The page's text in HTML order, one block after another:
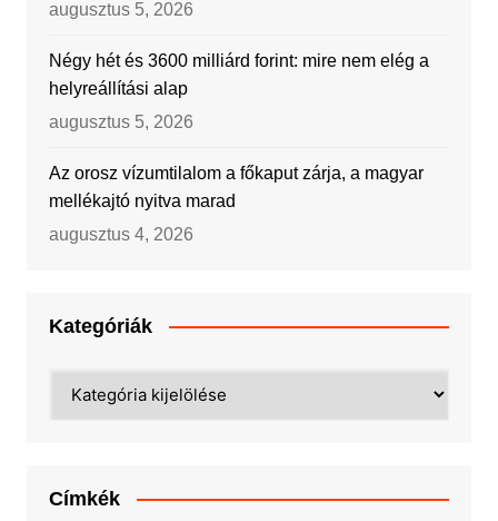
augusztus 5, 2026
Négy hét és 3600 milliárd forint: mire nem elég a
helyreállítási alap
augusztus 5, 2026
Az orosz vízumtilalom a főkaput zárja, a magyar
mellékajtó nyitva marad
augusztus 4, 2026
Kategóriák
Címkék